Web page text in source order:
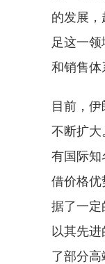
的发展
足这一
和销售体
目前，
不断扩大
有国际知
借价格优
据了一定
以其先进
了部分高